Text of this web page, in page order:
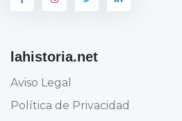
lahistoria.net
Aviso Legal
Política de Privacidad